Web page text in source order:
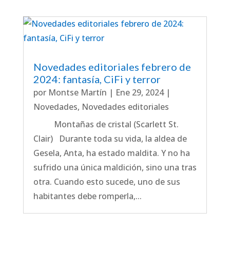
Novedades editoriales febrero de
2024: fantasía, CiFi y terror
por Montse Martín | Ene 29, 2024|
Novedades, Novedades editoriales
Montañas de cristal (Scarlett St.
Clair) Durante toda su vida, la aldea de
Gesela, Anta, ha estado maldita. Y no ha
sufrido una única maldición, sino una tras
otra. Cuando esto sucede, uno de sus
habitantes debe romperla,...